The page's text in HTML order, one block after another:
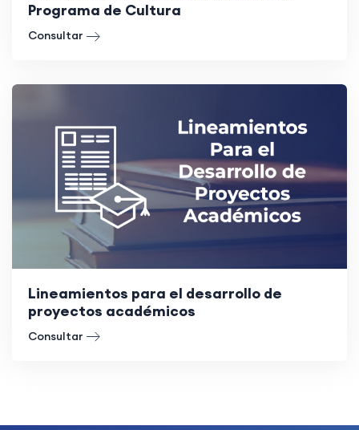
Programa de Cultura
Consultar
Lineamientos para el desarrollo de
proyectos académicos
Consultar